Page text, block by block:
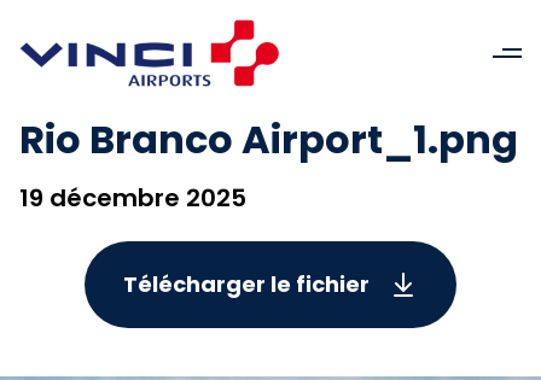
Rio Branco Airport_1.png
19 décembre 2025
Télécharger le fichier